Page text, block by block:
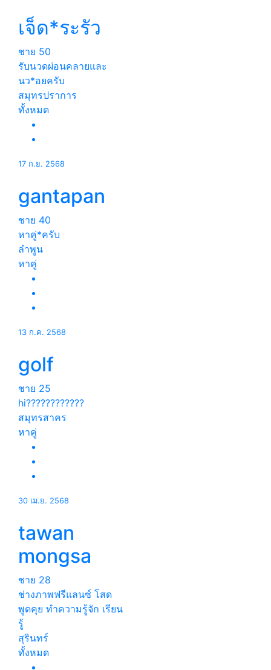
เจ็ด*ระรัว
ชาย 50
รับนวดผ่อนคลายและ
นว*อยครับ
สมุทรปราการ
ทั้งหมด
17 ก.ย. 2568
gantapan
ชาย 40
หาคู่*ครับ
ลำพูน
หาคู่
13 ก.ค. 2568
golf
ชาย 25
hi????????????
สมุทรสาคร
หาคู่
30 เม.ย. 2568
tawan
mongsa
ชาย 28
ช่างภาพฟรีแลนซ์ โสด
พูดคุย ทำความรู้จัก เรียน
รู้
สุรินทร์
ทั้งหมด